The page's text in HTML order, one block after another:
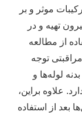
موثر و بر
تهیه و در
از مطالعه
توجه
لوله‌ها و
علاوه براین،
بعد از استفاده